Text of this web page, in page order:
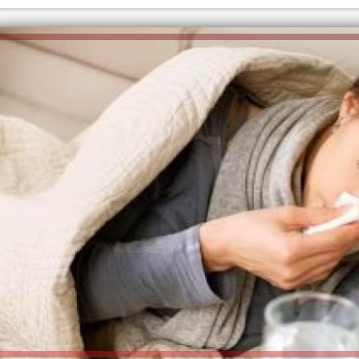
إلهام شرشر تكتب: دي مبقتش كورة..
دي سياسة
الكاتبة إلهام شرشر تهنئ الرئيس
السيسي بعيد ميلاده وتُشيد بجهوده
في بناء الدولة